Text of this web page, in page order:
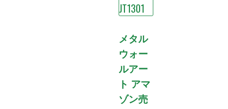
メタル
ウォー
ルアー
ト アマ
ゾン売